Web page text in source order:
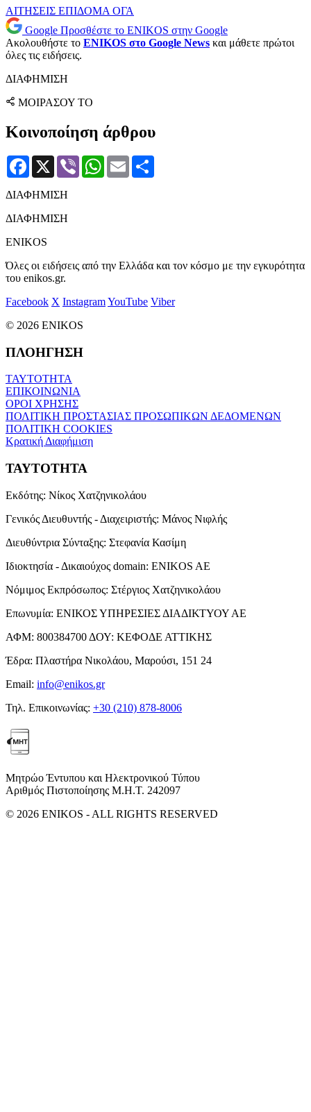
ΑΙΤΗΣΕΙΣ ΕΠΙΔΟΜΑ ΟΓΑ
Google Προσθέστε το ENIKOS στην Google
Ακολουθήστε το ENIKOS στο Google News και μάθετε πρώτοι
όλες τις ειδήσεις.
ΔΙΑΦΗΜΙΣΗ
ΜΟΙΡΑΣΟΥ ΤΟ
Κοινοποίηση άρθρου
Facebook
X Viber WhatsApp
Email
ΔΙΑΦΗΜΙΣΗ
ΔΙΑΦΗΜΙΣΗ
ENIKOS
Όλες οι ειδήσεις από την Ελλάδα και τον κόσμο με την εγκυρότητα
του enikos.gr.
Facebook X InstagramYouTube Viber
© 2026 ENIKOS
ΠΛΟΗΓΗΣΗ
ΤΑΥΤΟΤΗΤΑ
ΕΠΙΚΟΙΝΩΝΙΑ
ΟΡΟΙ ΧΡΗΣΗΣ
ΠΟΛΙΤΙΚΗ ΠΡΟΣΤΑΣΙΑΣ ΠΡΟΣΩΠΙΚΩΝ ΔΕΔΟΜΕΝΩΝ
ΠΟΛΙΤΙΚΗ COOKIES
Κρατική Διαφήμιση
ΤΑΥΤΟΤΗΤΑ
Εκδότης: Νίκος Χατζηνικολάου
Γενικός Διευθυντής - Διαχειριστής: Μάνος Νιφλής
Διευθύντρια Σύνταξης: Στεφανία Κασίμη
Ιδιοκτησία - Δικαιούχος domain: ENIKOS AE
Νόμιμος Εκπρόσωπος: Στέργιος Χατζηνικολάου
Επωνυμία: ΕΝΙΚΟΣ ΥΠΗΡΕΣΙΕΣ ΔΙΑΔΙΚΤΥΟΥ ΑΕ
ΑΦΜ: 800384700 ΔΟΥ: ΚΕΦΟΔΕ ΑΤΤΙΚΗΣ
Έδρα: Πλαστήρα Νικολάου, Μαρούσι, 151 24
Email: info@enikos.gr
Τηλ. Επικοινωνίας: +30 (210) 878-8006
Μητρώο Έντυπου και Ηλεκτρονικού Τύπου
Αριθμός Πιστοποίησης Μ.Η.Τ. 242097
© 2026 ENIKOS - ALL RIGHTS RESERVED